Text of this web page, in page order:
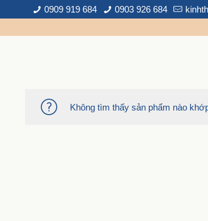
0909 919 684 0903 926 684
Không tìm thấy sản phẩm nào